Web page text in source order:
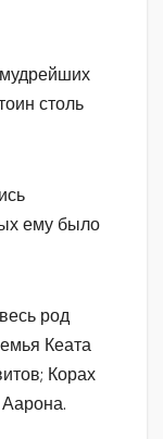
столь
ему было
род
Кеата
Корах